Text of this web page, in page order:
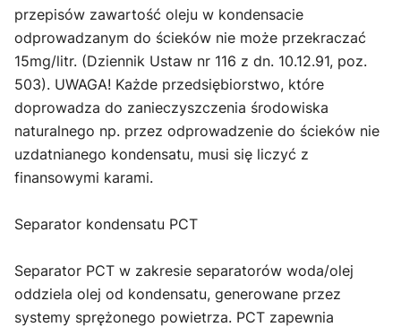
przepisów zawartość oleju w kondensacie
odprowadzanym do ścieków nie może przekraczać
15mg/litr. (Dziennik Ustaw nr 116 z dn. 10.12.91, poz.
503). UWAGA! Każde przedsiębiorstwo, które
doprowadza do zanieczyszczenia środowiska
naturalnego np. przez odprowadzenie do ścieków nie
uzdatnianego kondensatu, musi się liczyć z
finansowymi karami.
Separator kondensatu PCT
Separator PCT w zakresie separatorów woda/olej
oddziela olej od kondensatu, generowane przez
systemy sprężonego powietrza. PCT zapewnia